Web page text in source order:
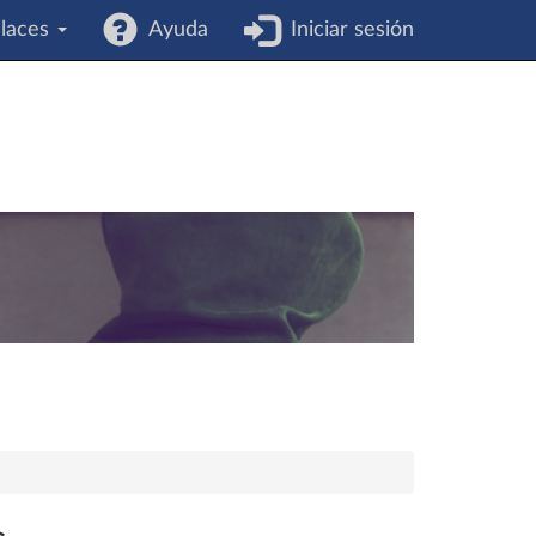
Ayuda Iniciar sesión